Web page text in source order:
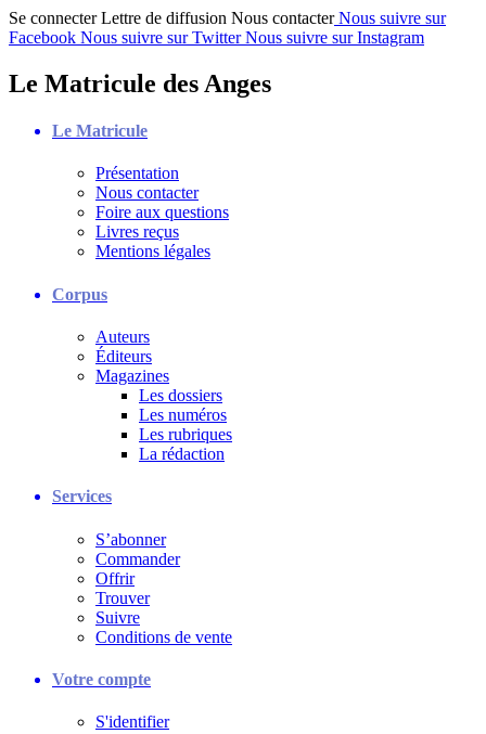
Se connecter Lettre de diffusion Nous contacter Nous suivre sur
Facebook Nous suivre sur Twitter Nous suivre sur Instagram
Le Matricule des Anges
Le Matricule
Présentation
Nous contacter
Foire aux questions
Livres reçus
Mentions légales
Corpus
Auteurs
Éditeurs
Magazines
Les dossiers
Les numéros
Les rubriques
La rédaction
Services
S’abonner
Commander
Offrir
Trouver
Suivre
Conditions de vente
Votre compte
S'identifier